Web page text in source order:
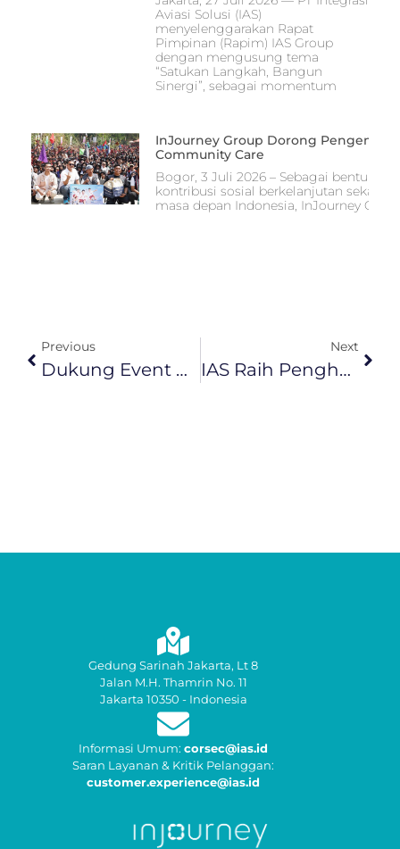
Aviasi Solusi (IAS)
menyelenggarakan Rapat
Pimpinan (Rapim) IAS Group
dengan mengusung tema
“Satukan Langkah, Bangun
Sinergi”, sebagai momentum
InJourney Group Dorong
Community Care
Bogor, 3 Juli 2026 – Sebagai bentuk
kontribusi sosial berkelanjutan
masa depan Indonesia, InJourney
Previous
Dukung Event Balap Asia, InJourney Aviation Services Sukses Tuntaskan Penanganan Kargo Asia Road Racing Championship (ARRC) 2025 Mandalika
Next
IAS Raih Penghargaan “Sales Strategy Excellence Award” Dalam Ajang Sales Leader Award Of The Year (SLAY) 2025
Gedung Sarinah Jakarta, Lt 8
Jalan M.H. Thamrin No. 11
Jakarta 10350 - Indonesia
Informasi Umum:corsec@ias.id
Saran Layanan & Kritik Pelanggan:
customer.experience@ias.id